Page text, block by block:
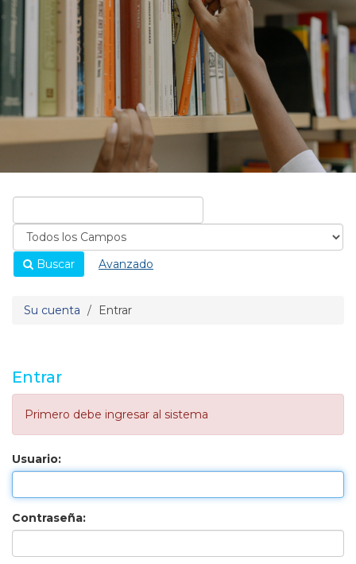
Buscar Avanzado
Su cuenta Entrar
Entrar
Primero debe ingresar al sistema
Usuario:
Contraseña: